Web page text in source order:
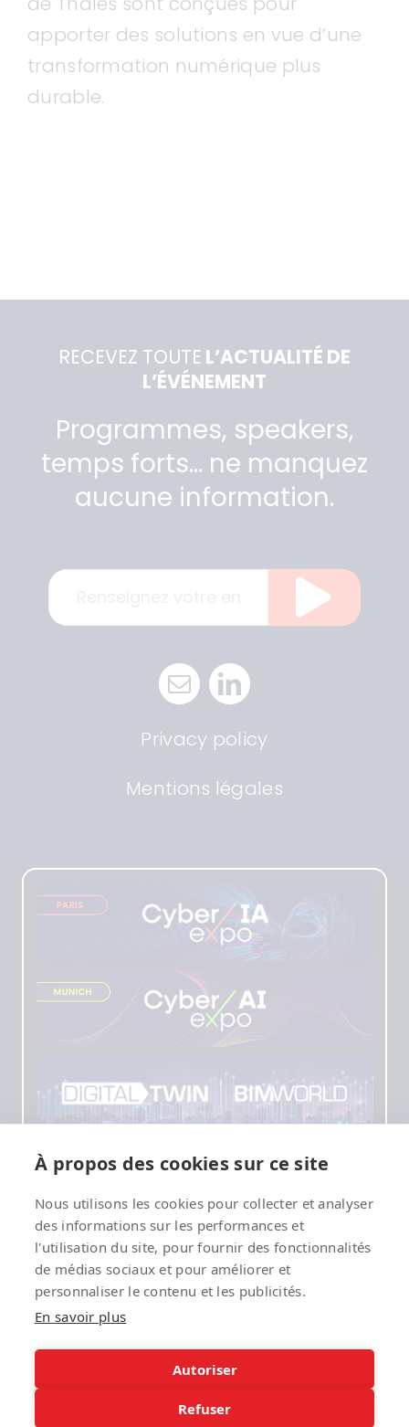
apporter des solutions en vue d’une
transformation numérique plus
durable.
RECEVEZ TOUTE L’ACTUALITÉ DE
L’ÉVÉNEMENT
Programmes, speakers,
temps forts… ne manquez
aucune information.
Privacy policy
Mentions légales
À propos des cookies sur ce site
Nous utilisons les cookies pour collecter et analyser
des informations sur les performances et
l'utilisation du site, pour fournir des fonctionnalités
de médias sociaux et pour améliorer et
personnaliser le contenu et les publicités.
En savoir plus
Autoriser
Refuser